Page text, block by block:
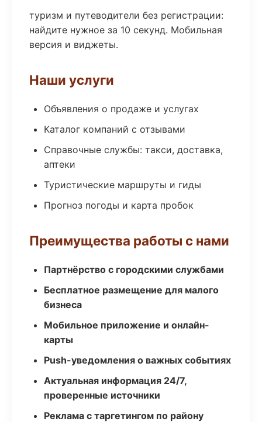
туризм и путеводители без регистрации:
найдите нужное за 10 секунд. Мобильная
версия и виджеты.
Наши услуги
Объявления о продаже и услугах
Каталог компаний с отзывами
Справочные службы: такси, доставка,
аптеки
Туристические маршруты и гиды
Прогноз погоды и карта пробок
Преимущества работы с нами
Партнёрство с городскими службами
Бесплатное размещение для малого
бизнеса
Мобильное приложение и онлайн-
карты
Push-уведомления о важных событиях
Актуальная информация 24/7,
проверенные источники
Реклама с таргетингом по району